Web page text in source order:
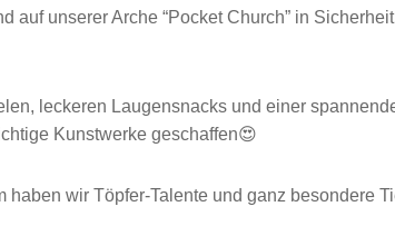
auf unserer Arche “Pocket Church” in
leckeren Laugensnacks und einer
Kunstwerke geschaffen😍
haben wir Töpfer-Talente und ganz besondere